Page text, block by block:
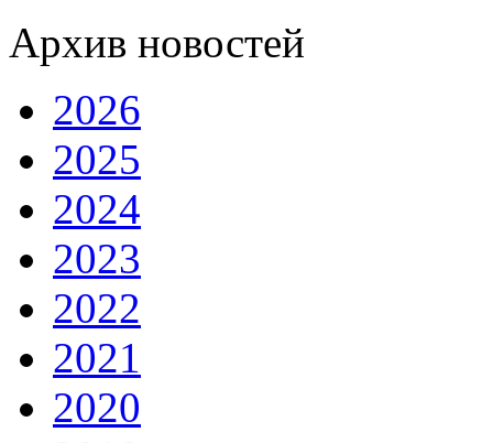
Архив новостей
2026
2025
2024
2023
2022
2021
2020